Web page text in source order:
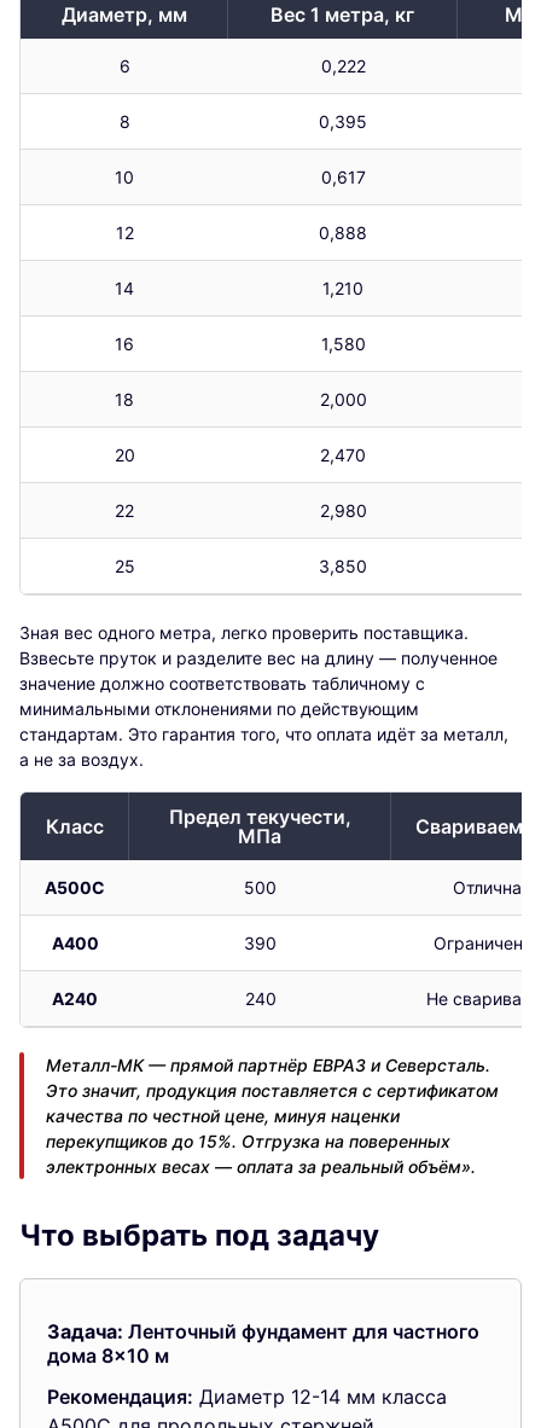
Диаметр, мм Вес 1 метра, кг
6 0,222
8 0,395
10 0,617
12 0,888
14 1,210
16 1,580
18 2,000
20 2,470
22 2,980
25 3,850
Зная вес одного метра, легко проверить поставщика.
Взвесьте пруток и разделите вес на длину — полученное
значение должно соответствовать табличному с
минимальными отклонениями по действующим
стандартам. Это гарантия того, что оплата идёт за металл,
а не за воздух.
Класс
Предел текучести,
МПа
А500С 500 Отличная
А400 390
А240 240 Не
Металл-МК — прямой партнёр ЕВРАЗ и Северсталь.
Это значит, продукция поставляется с сертификатом
качества по честной цене, минуя наценки
перекупщиков до 15%. Отгрузка на поверенных
электронных весах — оплата за реальный объём».
Что выбрать под задачу
Задача: Ленточный фундамент для частного
дома 8×10 м
Рекомендация: Диаметр 12-14 мм класса